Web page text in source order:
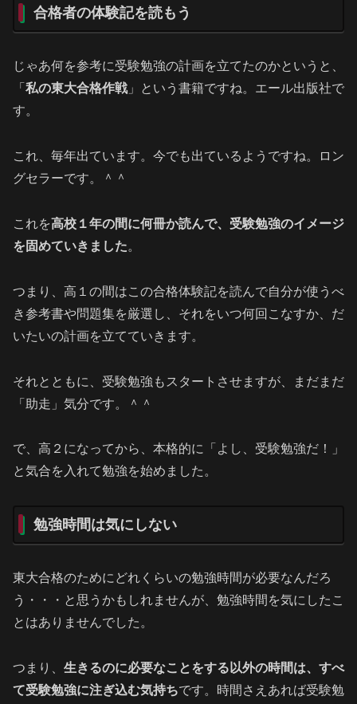
合格者の体験記を読もう
じゃあ何を参考に受験勉強の計画を立てたのかというと、
「 私の東大合格作戦」という書籍ですね。エール出版社で
す。
これ、毎年出ています。今でも出ているようですね。ロン
グセラーです。＾＾
これを高校１年の間に何冊か読んで、受験勉強のイメージ
を固めていきました。
つまり、高１の間はこの合格体験記を読んで自分が使うべ
き参考書や問題集を厳選し、それをいつ何回こなすか、だ
いたいの計画を立てていきます。
それとともに、受験勉強もスタートさせますが、まだまだ
「助走」気分です。＾＾
で、高２になってから、本格的に「よし、受験勉強だ！」
と気合を入れて勉強を始めました。
勉強時間は気にしない
東大合格のためにどれくらいの勉強時間が必要なんだろ
う・・・と思うかもしれませんが、勉強時間を気にしたこ
とはありませんでした。
つまり、 生きるのに必要なことをする以外の時間は、すべ
て受験勉強に注ぎ込む気持ちです。時間さえあれば受験勉